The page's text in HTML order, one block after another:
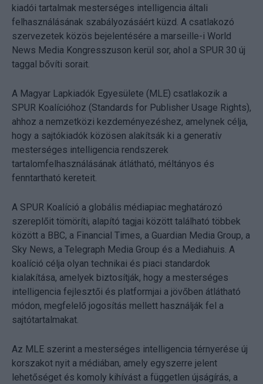
kiadói tartalmak mesterséges intelligencia általi
felhasználásának szabályozásáért küzd. A csatlakozó
szervezetek közös bejelentésére a marseille-i World
News Media Kongresszuson kerül sor, ahol a SPUR 30 új
taggal bővíti sorait.
A Magyar Lapkiadók Egyesülete (MLE) csatlakozik a
SPUR Koalícióhoz (Standards for Publisher Usage Rights),
ahhoz a nemzetközi kezdeményezéshez, amelynek célja,
hogy a sajtókiadók közösen alakítsák ki a generatív
mesterséges intelligencia rendszerek
tartalomfelhasználásának átlátható, méltányos és
fenntartható kereteit.
A SPUR Koalíció a globális médiapiac meghatározó
szereplőit tömöríti, alapító tagjai között található többek
között a BBC, a Financial Times, a Guardian Media Group, a
Sky News, a Telegraph Media Group és a Mediahuis. A
koalíció célja olyan technikai és piaci standardok
kialakítása, amelyek biztosítják, hogy a mesterséges
intelligencia fejlesztői és platformjai a jövőben átlátható
módon, megfelelő jogosítás mellett használják fel a
sajtótartalmakat.
Az MLE szerint a mesterséges intelligencia térnyerése új
korszakot nyit a médiában, amely egyszerre jelent
lehetőséget és komoly kihívást a független újságírás, a